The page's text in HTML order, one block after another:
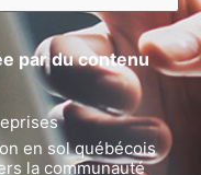
par du contenu
en sol québécois
la communauté